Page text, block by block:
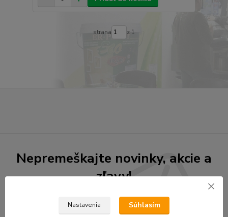
strana z 1
Nepremeškajte novinky, akcie a
zľavy!
Prihlásiť sa
Nastavenia Súhlasím